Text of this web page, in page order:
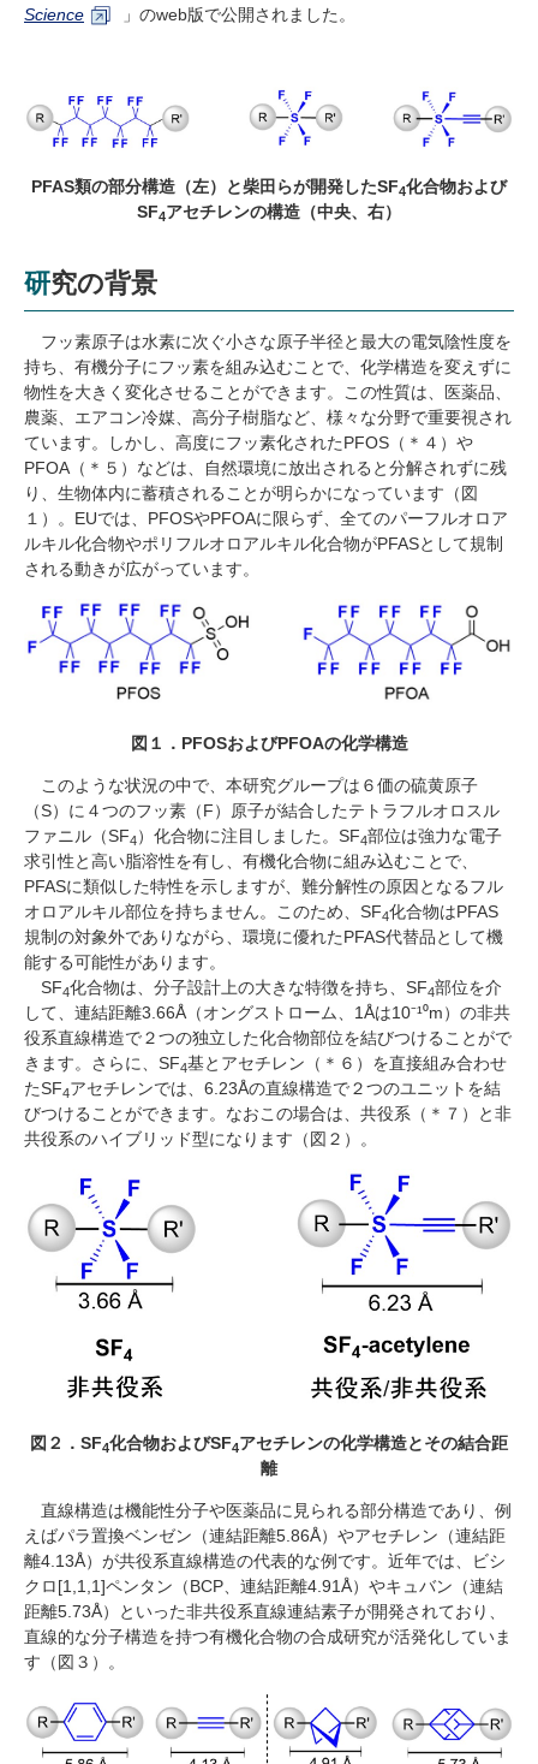
Science
」のweb版で公開されました。
PFAS類の部分構造（左）と柴田らが開発したSF4化合物および
SF4アセチレンの構造（中央、右）
研究の背景
フッ素原子は水素に次ぐ小さな原子半径と最大の電気陰性度を
持ち、有機分子にフッ素を組み込むことで、化学構造を変えずに
物性を大きく変化させることができます。この性質は、医薬品、
農薬、エアコン冷媒、高分子樹脂など、様々な分野で重要視され
ています。しかし、高度にフッ素化されたPFOS （＊４）や
PFOA（＊５）などは、自然環境に放出されると分解されずに残
り、生物体内に蓄積されることが明らかになっています（図
１）。 EUでは、 PFOSやPFOAに限らず、全てのパーフルオロア
ルキル化合物やポリフルオロアルキル化合物がPFASとして規制
される動きが広がっています。
図１． PFOSおよびPFOAの化学構造
このような状況の中で、本研究グループは６価の硫黄原子
（S）に４つのフッ素（F）原子が結合したテトラフルオロスル
ファニル（SF4）化合物に注目しました。 SF4部位は強力な電子
求引性と高い脂溶性を有し、有機化合物に組み込むことで、
PFASに類似した特性を示しますが、難分解性の原因となるフル
オロアルキル部位を持ちません。このため、 SF4化合物はPFAS
規制の対象外でありながら、環境に優れたPFAS代替品として機
能する可能性があります。
SF4化合物は、分子設計上の大きな特徴を持ち、 SF4部位を介
して、連結距離3.66Å（オングストローム、 1Åは10⁻¹⁰m）の非共
役系直線構造で２つの独立した化合物部位を結びつけることがで
きます。さらに、 SF4基とアセチレン（＊６）を直接組み合わせ
たSF4アセチレンでは、 6.23Åの直線構造で２つのユニットを結
びつけることができます。なおこの場合は、共役系（＊７）と非
共役系のハイブリッド型になります（図２）。
図２． SF4化合物およびSF4アセチレンの化学構造とその結合距
離
直線構造は機能性分子や医薬品に見られる部分構造であり、例
えばパラ置換ベンゼン（連結距離5.86Å）やアセチレン（連結距
離4.13Å）が共役系直線構造の代表的な例です。近年では、ビシ
クロ[1,1,1]ペンタン（BCP、連結距離4.91Å）やキュバン（連結
距離5.73Å）といった非共役系直線連結素子が開発されており、
直線的な分子構造を持つ有機化合物の合成研究が活発化していま
す（図３）。